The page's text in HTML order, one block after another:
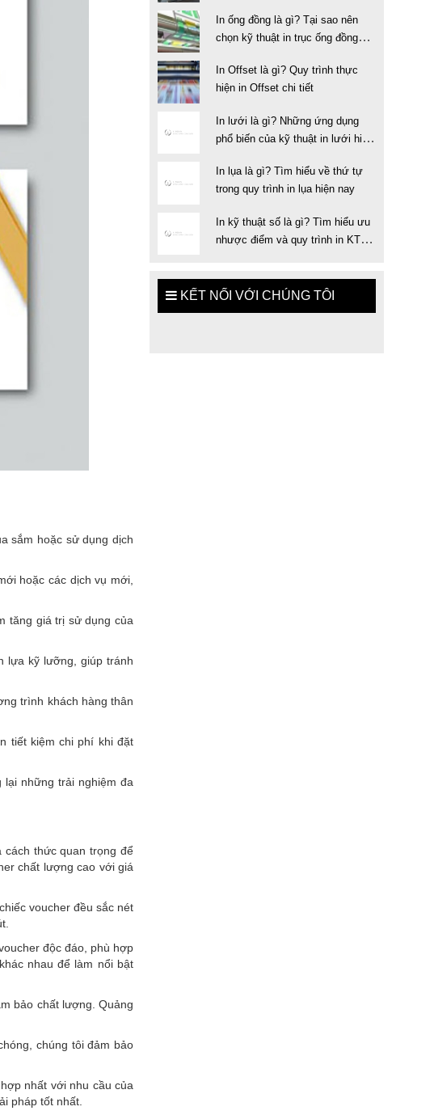
sắm hoặc sử dụng dịch
hoặc các dịch vụ mới,
tăng giá trị sử dụng của
lựa kỹ lưỡng, giúp tránh
trình khách hàng thân
tiết kiệm chi phí khi đặt
những trải nghiệm đa
cách thức quan trọng để
chất lượng cao với giá
voucher đều sắc nét
độc đáo, phù hợp
nhau để làm nổi bật
bảo chất lượng. Quảng
chúng tôi đảm bảo
nhất với nhu cầu của
pháp tốt nhất.
In ống đồng là gì? Tại sao nên
chọn kỹ thuật in trục ống đồng
In Offset là gì? Quy trình thực
hiện in Offset chi tiết
In lưới là gì? Những ứng dụng
phổ biến của kỹ thuật in lưới hiện
In lụa là gì? Tìm hiểu về thứ tự
trong quy trình in lụa hiện nay
In kỹ thuật số là gì? Tìm hiểu ưu
nhược điểm và quy trình in KTS
KẾT NỐI VỚI CHÚNG TÔI